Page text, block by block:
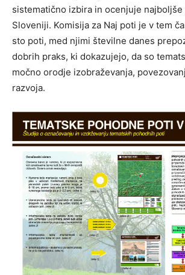
sistematično izbira in ocenjuje
Sloveniji. Komisija za Naj poti je v tem
sto poti, med njimi številne danes
dobrih praks, ki dokazujejo, da so
močno orodje izobraževanja,
razvoja.